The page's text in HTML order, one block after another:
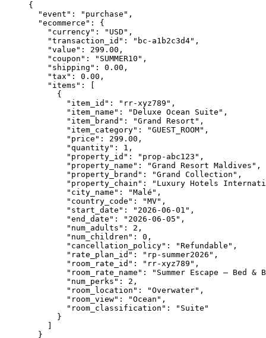
{
"event" : " purchase " ,
"ecommerce" : {
"currency" : " USD " ,
"transaction_id" : " bc-a1b2c3d4" ,
"value" : 299.00 ,
"coupon" : " SUMMER10 " ,
"shipping" : 0.00 ,
"tax" : 0.00 ,
"items" : [
{
"item_id" : " rr-xyz789 " ,
"item_name" : "Deluxe Ocean Suite " ,
"item_brand" : "Grand Resort " ,
"item_category" : "GUEST_ROOM" ,
"price" : 299.00 ,
"quantity" : 1 ,
"property_id" : " prop-abc123 " ,
"property_name" : "Grand Resort Maldives " ,
"property_brand" : "Grand Collection " ,
"property_chain" : " Luxury Hotels
"city_name" : "Malé " ,
"country_code" : "MV" ,
"start_date" : " 2026-06-01 " ,
"end_date" : " 2026-06-05 " ,
"num_adults" : 2 ,
"num_children" : 0 ,
"cancellation_policy" : "Refundable " ,
"rate_plan_id" : " rp-summer2026 " ,
"room_rate_id" : " rr-xyz789 " ,
"room_rate_name" : " Summer Escape — Bed &
"num_perks" : 2 ,
"room_location" : "Overwater" ,
"room_view" : "Ocean " ,
"room_classification" : " Suite "
}
}